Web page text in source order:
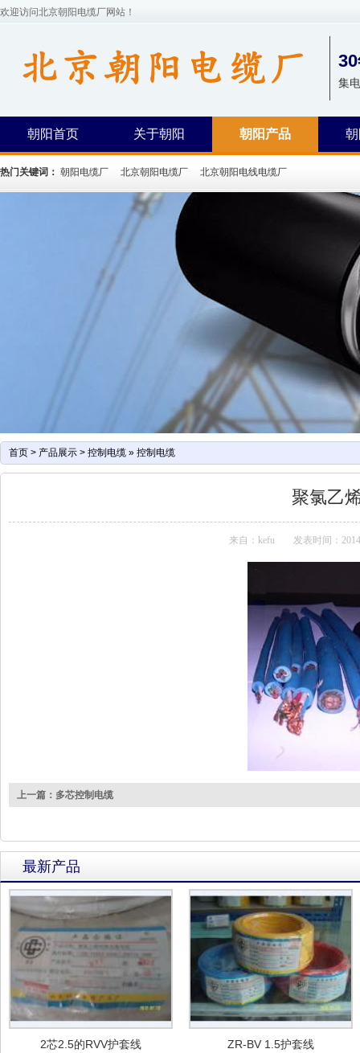
欢迎访问北京朝阳电缆厂网站！
集
朝阳首页 关于朝阳 朝阳产品
热门关键词： 朝阳电缆厂 北京朝阳电缆厂 北京朝阳电线电缆厂
首页 > 产品展示 > 控制电缆 » 控制电缆
聚氯乙
来自：kefu 发表时间：
上一篇：多芯控制电缆
最新产品
2芯2.5的RVV护套线 ZR-BV 1.5护套线